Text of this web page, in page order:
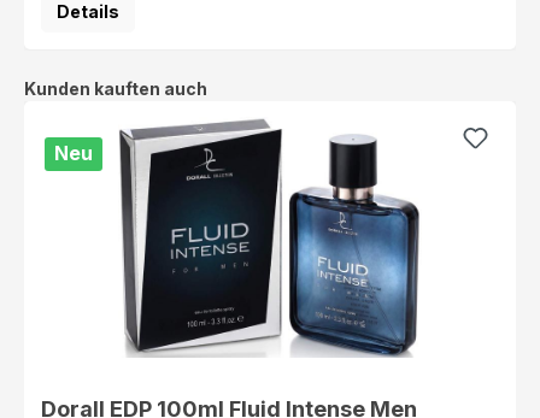
Details
Produktgalerie überspringen
Kunden kauften auch
Neu
Dorall EDP 100ml Fluid Intense Men